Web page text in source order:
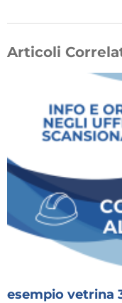
Articoli
esempio vetrina